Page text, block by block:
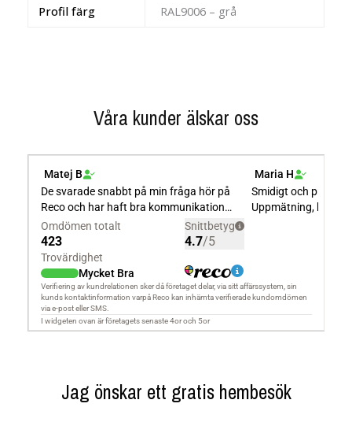
Profil färg
RAL9006 – grå
Våra kunder älskar oss
Jag önskar ett gratis hembesök